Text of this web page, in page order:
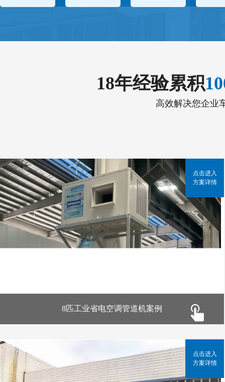
18年经验累积
高效解决您企业
8匹工业省电空调管道机案例
点击进入
方案详情
点击进入
方案详情